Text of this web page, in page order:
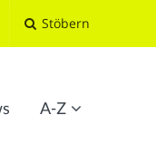
Stöbern
A-Z